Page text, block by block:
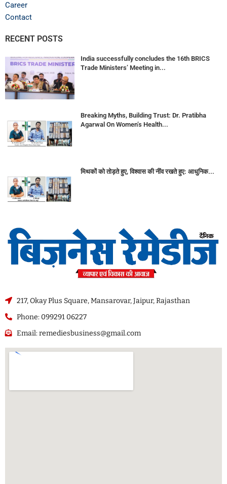
Career
Contact
RECENT POSTS
India successfully concludes the 16th BRICS
Trade Ministers’ Meeting in...
Breaking Myths, Building Trust: Dr. Pratibha
Agarwal On Women’s Health...
मिथकों को तोड़ते हुए, विश्वास की नींव रखते हुए: आधुनिक...
217, Okay Plus Square, Mansarovar, Jaipur, Rajasthan
Phone: 099291 06227
Email: remediesbusiness@gmail.com